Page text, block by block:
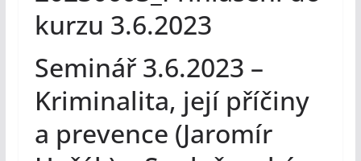
kurzu 3.6.2023
Seminář 3.6.2023 –
Kriminalita, její příčiny
a prevence (Jaromír